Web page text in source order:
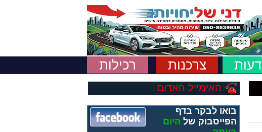
דעות צרכנות רכילות
האימייל האדום
בואו לבקר בדף
הפייסבוק של היום